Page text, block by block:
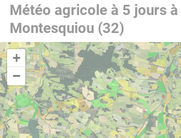
Météo agricole à 5 jours à
Montesquiou (32)
+
−